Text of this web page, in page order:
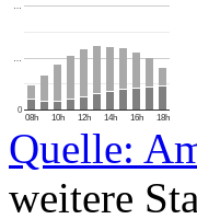
08h 10h 12h 14h 16h 18h
0
…
…
Quelle:
weitere